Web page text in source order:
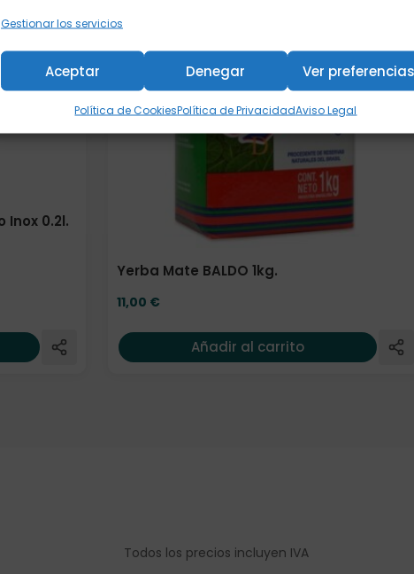
Gestionar los servicios
Aceptar Denegar Ver
Política de CookiesPolítica de PrivacidadAviso Legal
0.2l.
Yerba Mate BALDO 1kg.
11,00 €
Añadir al carrito
Todos los precios incluyen IVA